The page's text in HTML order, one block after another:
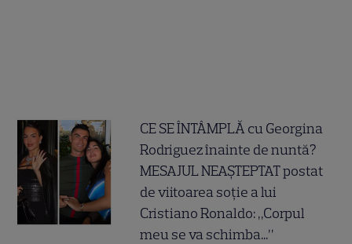
CE SE ÎNTÂMPLĂ cu Georgina
Rodriguez înainte de nuntă?
MESAJUL NEAȘTEPTAT postat
de viitoarea soție a lui
Cristiano Ronaldo: „Corpul
meu se va schimba...”